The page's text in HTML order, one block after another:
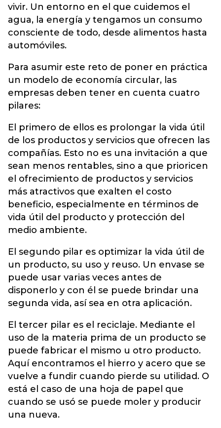
vivir. Un entorno en el que cuidemos el
agua, la energía y tengamos un consumo
consciente de todo, desde alimentos hasta
automóviles.
Para asumir este reto de poner en práctica
un modelo de economía circular, las
empresas deben tener en cuenta cuatro
pilares:
El primero de ellos es prolongar la vida útil
de los productos y servicios que ofrecen las
compañías. Esto no es una invitación a que
sean menos rentables, sino a que prioricen
el ofrecimiento de productos y servicios
más atractivos que exalten el costo
beneficio, especialmente en términos de
vida útil del producto y protección del
medio ambiente.
El segundo pilar es optimizar la vida útil de
un producto, su uso y reuso. Un envase se
puede usar varias veces antes de
disponerlo y con él se puede brindar una
segunda vida, así sea en otra aplicación.
El tercer pilar es el reciclaje. Mediante el
uso de la materia prima de un producto se
puede fabricar el mismo u otro producto.
Aquí encontramos el hierro y acero que se
vuelve a fundir cuando pierde su utilidad. O
está el caso de una hoja de papel que
cuando se usó se puede moler y producir
una nueva.